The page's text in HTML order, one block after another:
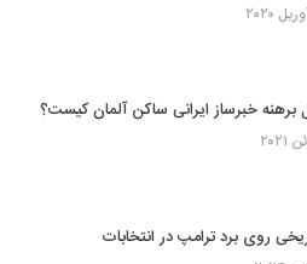
برهنه خبرساز ایرانی ساکن آلمان کیست؟
روی برد ترامپ در انتخابات